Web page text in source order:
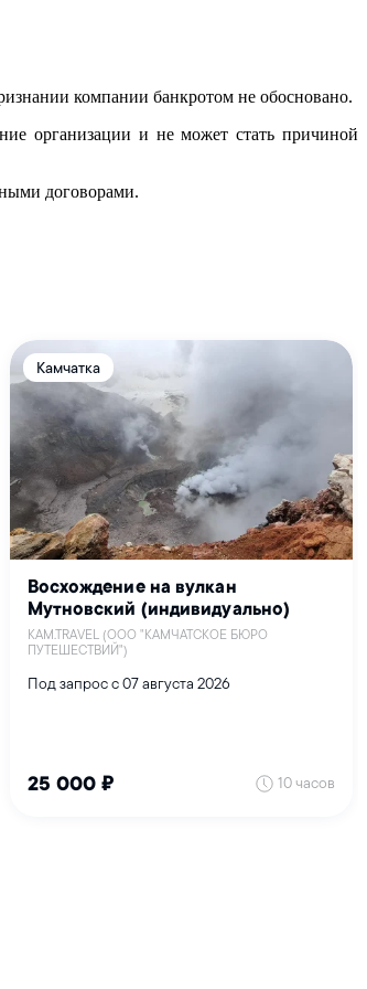
компании банкротом не обосновано.
организации и не может стать причиной
договорами.